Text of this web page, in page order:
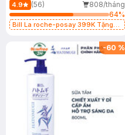
4.9 (56)
808/tháng
64%
Bill La roche-posay 399K Tặng
(SL có hạn)
-60 %